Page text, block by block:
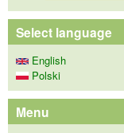
Select language
English
Polski
Menu